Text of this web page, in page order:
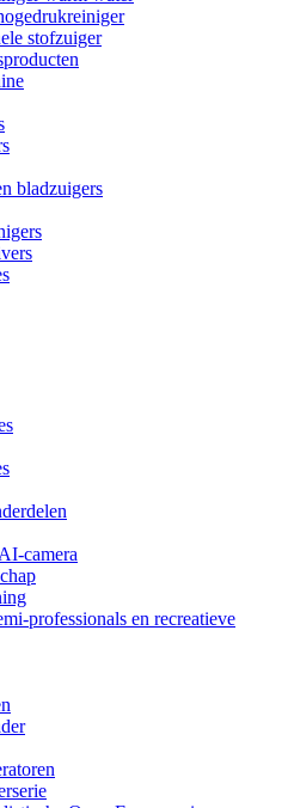
stofzuiger
bladzuigers
camera
professionals en recreatieve